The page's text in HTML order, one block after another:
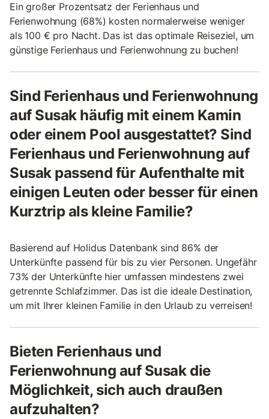
Ein großer Prozentsatz der Ferienhaus und
Ferienwohnung (68%) kosten normalerweise weniger
als 100 € pro Nacht. Das ist das optimale Reiseziel, um
günstige Ferienhaus und Ferienwohnung zu buchen!
Sind Ferienhaus und Ferienwohnung
auf Susak häufig mit einem Kamin
oder einem Pool ausgestattet? Sind
Ferienhaus und Ferienwohnung auf
Susak passend für Aufenthalte mit
einigen Leuten oder besser für einen
Kurztrip als kleine Familie?
Basierend auf Holidus Datenbank sind 86% der
Unterkünfte passend für bis zu vier Personen. Ungefähr
73% der Unterkünfte hier umfassen mindestens zwei
getrennte Schlafzimmer. Das ist die ideale Destination,
um mit Ihrer kleinen Familie in den Urlaub zu verreisen!
Bieten Ferienhaus und
Ferienwohnung auf Susak die
Möglichkeit, sich auch draußen
aufzuhalten?